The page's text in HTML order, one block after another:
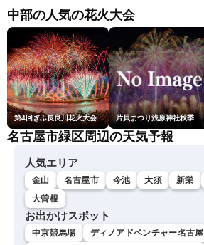
ュースLiVEコーヒータイ
ム・青原桃香／山口剛央〉
中部の人気の花火大会
第4回ぎふ長良川花火大会 片貝まつり浅原神社秋季例大祭奉納大煙火
名古屋市緑区周辺の天気予報
人気エリア
金山 名古屋市 今池 大須 新栄
大曽根
お出かけスポット
中京競馬場
ディノアドベンチャー名古屋